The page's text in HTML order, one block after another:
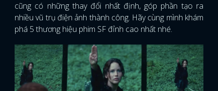
cũng có những thay đổi nhất định, góp phần tạo ra
nhiều vũ trụ điện ảnh thành công. Hãy cùng mình khám
phá 5 thương hiệu phim SF đỉnh cao nhất nhé.